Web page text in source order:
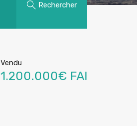
Rechercher
Vendu
1.200.000€ FAI